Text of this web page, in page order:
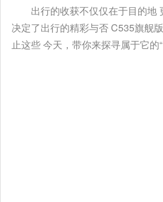
出行的收获不仅仅在于目的地
决定了出行的精彩与否 C535旗舰
止这些 今天，带你来探寻属于它